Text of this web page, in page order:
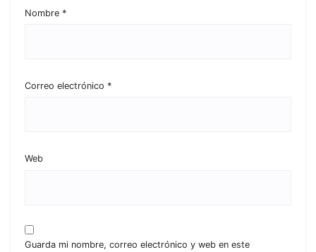
Nombre *
Correo electrónico *
Web
Guarda mi nombre, correo electrónico y web en este